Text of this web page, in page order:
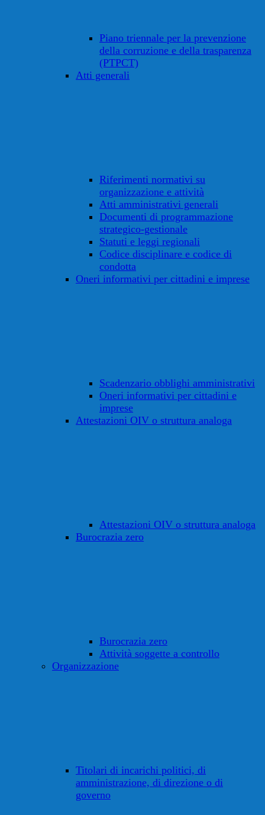
Piano triennale per la prevenzione
della corruzione e della trasparenza
(PTPCT)
Atti generali
Riferimenti normativi su
organizzazione e attività
Atti amministrativi generali
Documenti di programmazione
strategico-gestionale
Statuti e leggi regionali
Codice disciplinare e codice di
condotta
Oneri informativi per cittadini e imprese
Scadenzario obblighi amministrativi
Oneri informativi per cittadini e
imprese
Attestazioni OIV o struttura analoga
Attestazioni OIV o struttura analoga
Burocrazia zero
Burocrazia zero
Attività soggette a controllo
Organizzazione
Titolari di incarichi politici, di
amministrazione, di direzione o di
governo